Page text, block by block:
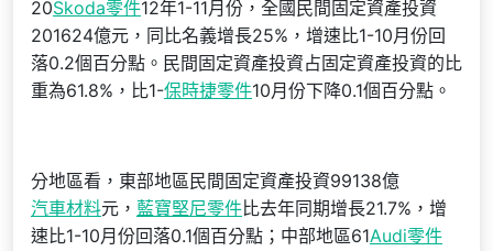
20Skoda零件12年1-11月份，全國民間固定資產投資
201624億元，同比名義增長25%，增速比1-10月份回
落0.2個百分點。民間固定資產投資占固定資產投資的比
重為61.8%，比1-保時捷零件10月份下降0.1個百分點。
分地區看，東部地區民間固定資產投資99138億
汽車材料元， 藍寶堅尼零件比去年同期增長21.7%，增
速比1-10月份回落0.1個百分點；中部地區61Audi零件